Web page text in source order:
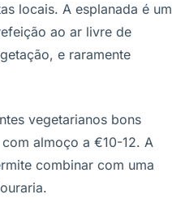
locais. A esplanada é um
ao ar livre de
e raramente
vegetarianos bons
almoço a €10-12. A
combinar com uma